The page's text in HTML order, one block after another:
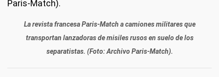
La revista francesa Paris-Match a camiones militares que
transportan lanzadoras de misiles rusos en suelo de los
separatistas. (Foto: Archivo Paris-Match).